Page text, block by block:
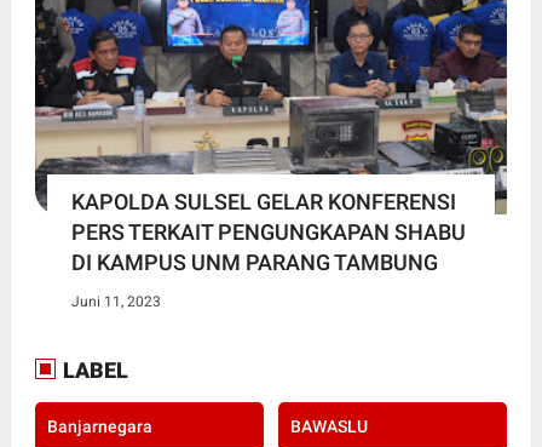
KAPOLDA SULSEL GELAR KONFERENSI
PERS TERKAIT PENGUNGKAPAN SHABU
DI KAMPUS UNM PARANG TAMBUNG
Juni 11, 2023
LABEL
Banjarnegara BAWASLU